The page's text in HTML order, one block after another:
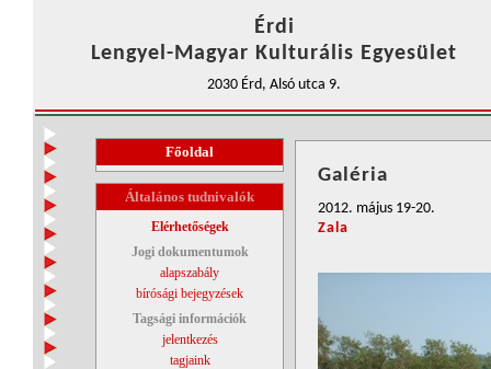
Érdi
Lengyel-Magyar Kulturális Egyesület
2030 Érd, Alsó utca 9.
Főoldal
Általános tudnivalók
Elérhetőségek
Jogi dokumentumok
alapszabály
bírósági bejegyzések
Tagsági információk
jelentkezés
tagjaink
Galéria
2012. május 19-20.
Zala